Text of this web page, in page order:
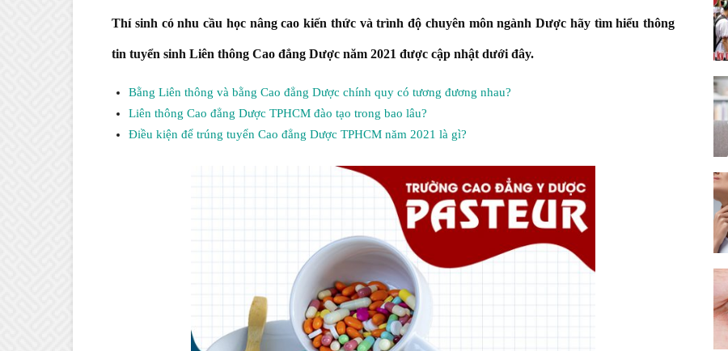
Thí sinh có nhu cầu học nâng cao kiến thức và trình độ chuyên môn ngành Dược hãy tìm hiểu thông
tin tuyển sinh Liên thông Cao đẳng Dược năm 2021 được cập nhật dưới đây.
Bằng Liên thông và bằng Cao đẳng Dược chính quy có tương đương nhau?
Liên thông Cao đẳng Dược TPHCM đào tạo trong bao lâu?
Điều kiện để trúng tuyển Cao đẳng Dược TPHCM năm 2021 là gì?